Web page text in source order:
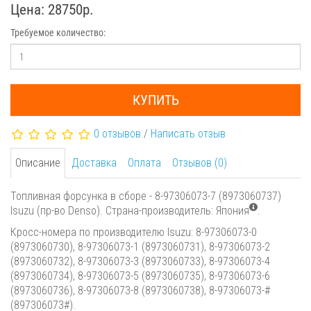
Цена: 28750р.
Требуемое количество:
КУПИТЬ
0 отзывов / Написать отзыв
Описание Доставка Оплата Отзывов (0)
Топливная форсунка в сборе - 8-97306073-7 (8973060737)
Isuzu (пр-во Denso). Страна-производитель: Япония
.
Кросс-номера по производителю Isuzu: 8-97306073-0
(8973060730), 8-97306073-1 (8973060731), 8-97306073-2
(8973060732), 8-97306073-3 (8973060733), 8-97306073-4
(8973060734), 8-97306073-5 (8973060735), 8-97306073-6
(8973060736), 8-97306073-8 (8973060738), 8-97306073-#
(897306073#).